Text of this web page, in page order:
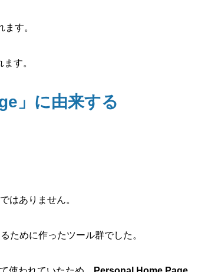
す。
す。
」に由来する
はありません。
ために作ったツール群でした。